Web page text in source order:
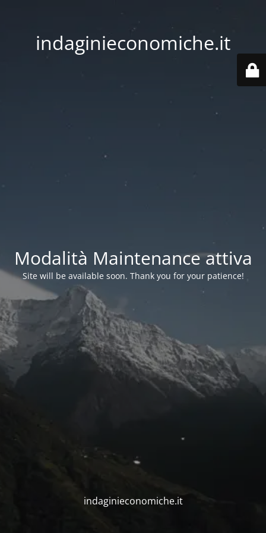
indaginieconomiche.it
Modalità Maintenance attiva
Site will be available soon. Thank you for your patience!
indaginieconomiche.it